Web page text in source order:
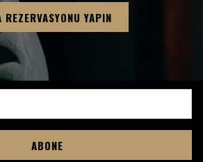
REZERVASYONU YAPIN
ABONE